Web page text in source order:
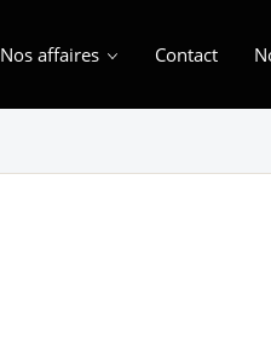
Nos affaires Contact